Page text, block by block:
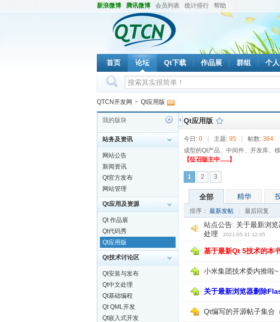
新浪微博 腾讯微博 会员列表 统计排行 帮助
首页 论坛 Qt下载 作品展 群组 个
QTCN开发网 > Qt应用版
我的版块
站务及资讯
网站公告
新闻资讯
Qt官方发布
网站管理
Qt应用及资源
Qt 作品展
Qt代码秀
Qt应用版
Qt技术讨论区
Qt安装与发布
Qt中文处理
Qt基础编程
Qt QML开发
Qt嵌入式开发
Qt应用版
今日: 0 主题: 95 帖数: 364
成型的Qt产品、中间件、开发库、
【征召版主中......】
1 2 3
全部 精华
排序： 最新发帖 最后回复
站点公告: 关于最新浏
处理
2021-05-31 12:05
基于最新Qt 5技术的本
小米集团技术委内推啦~
关于最新浏览器删除
Qt编写的开源帖子集合